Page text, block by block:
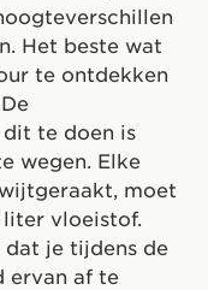
Het beste wat
te ontdekken
te doen is
wegen. Elke
moet
vloeistof.
je tijdens de
ervan af te